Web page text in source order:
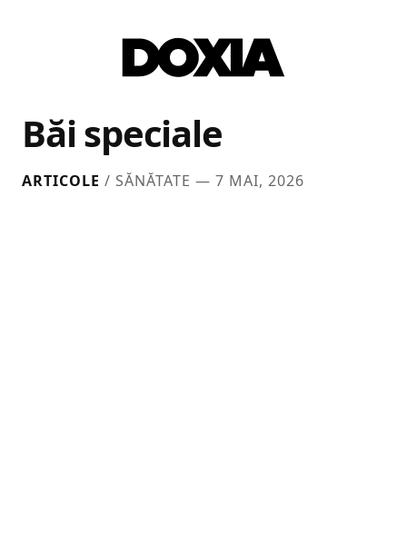
Băi speciale
ARTICOLE / SĂNĂTATE — 7 MAI, 2026